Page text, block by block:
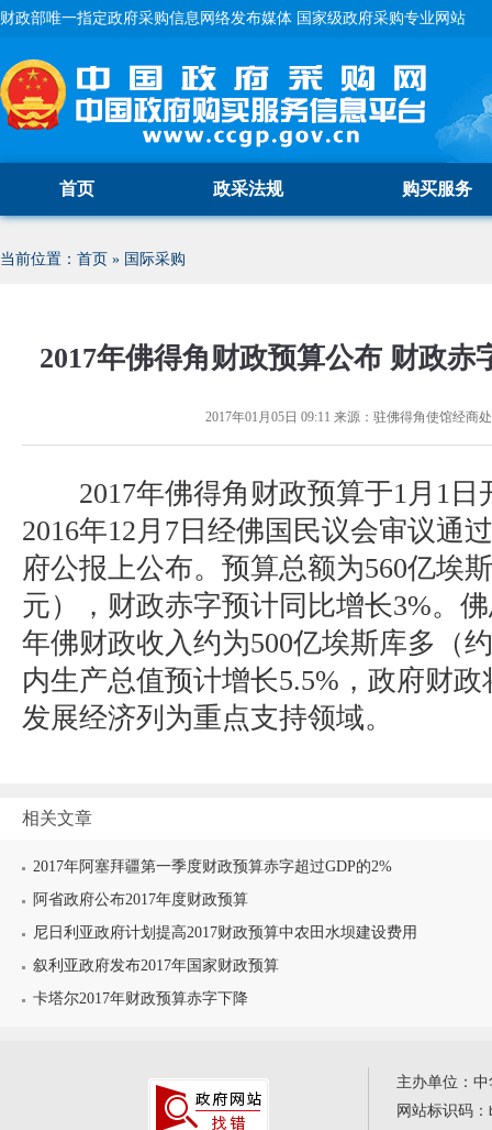
财政部唯一指定政府采购信息网络发布媒体 国家级政府采购专业网站
首页 政采法规 购买服务
当前位置： 首页 » 国际采购
2017年佛得角财政预算公布 财政赤
2017年01月05日 09:11 来源： 驻佛得角使馆经商处
2017年佛得角财政预算于1月1日
2016年12月7日经佛国民议会审议通
府公报上公布。预算总额为560亿埃
元），财政赤字预计同比增长3%。
年佛财政收入约为500亿埃斯库多（
内生产总值预计增长5.5%，政府财
发展经济列为重点支持领域。
相关文章
2017年阿塞拜疆第一季度财政预算赤字超过GDP的2%
阿省政府公布2017年度财政预算
尼日利亚政府计划提高2017财政预算中农田水坝建设费用
叙利亚政府发布2017年国家财政预算
卡塔尔2017年财政预算赤字下降
主办单位：
网站标识码：